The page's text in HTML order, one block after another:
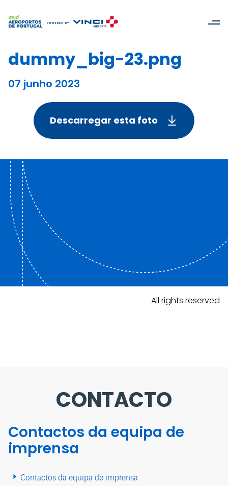
dummy_big-23.png
07 junho 2023
Descarregar esta foto
All rights reserved
CONTACTO
Contactos da equipa de
imprensa
Contactos da equipa de imprensa